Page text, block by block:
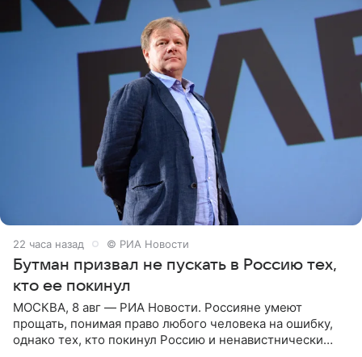
22 часа назад © РИА Новости
Бутман призвал не пускать в Россию тех,
кто ее покинул
МОСКВА, 8 авг — РИА Новости. Россияне умеют
прощать, понимая право любого человека на ошибку,
однако тех, кто покинул Россию и ненавистнически